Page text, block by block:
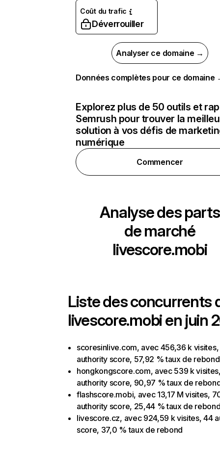
Coût du trafic
Déverrouiller
Analyser ce domaine →
Données complètes pour ce domaine
Explorez plus de 50 outils et
Semrush pour trouver la
solution à vos défis de
numérique
Commencer
Analyse des parts
de marché
livescore.mobi
Liste des concurrents
livescore.mobi en juin
scoresinlive.com, avec 456,36 k visites,
authority score, 57,92 % taux de rebond
hongkongscore.com, avec 539 k
authority score, 90,97 % taux de
flashscore.mobi, avec 13,17 M visites,
authority score, 25,44 % taux de
livescore.cz, avec 924,59 k visites, 44
score, 37,0 % taux de rebond